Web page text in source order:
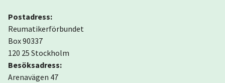
Postadress:
Reumatikerförbundet
Box 90337
120 25 Stockholm
Besöksadress:
Arenavägen 47